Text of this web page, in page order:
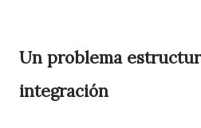
Un problema
integración